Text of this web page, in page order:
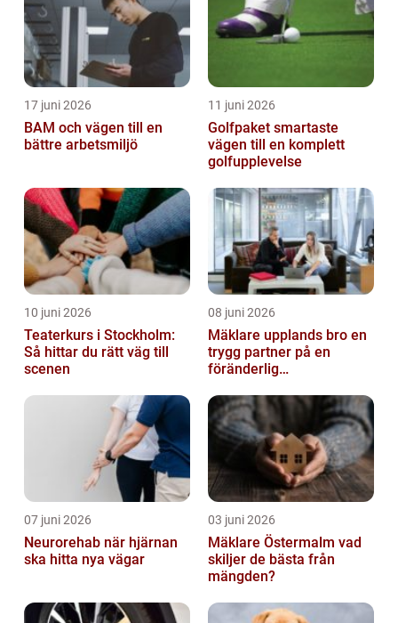
17 juni 2026
BAM och vägen till en
bättre arbetsmiljö
11 juni 2026
Golfpaket smartaste
vägen till en komplett
golfupplevelse
10 juni 2026
Teaterkurs i Stockholm:
Så hittar du rätt väg till
scenen
08 juni 2026
Mäklare upplands bro en
trygg partner på en
föränderlig
07 juni 2026
Neurorehab när hjärnan
ska hitta nya vägar
03 juni 2026
Mäklare Östermalm vad
skiljer de bästa från
mängden?